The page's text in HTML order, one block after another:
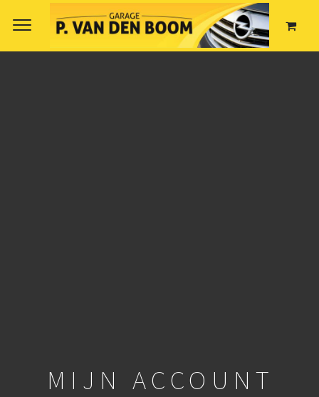
MIJN ACCOUNT